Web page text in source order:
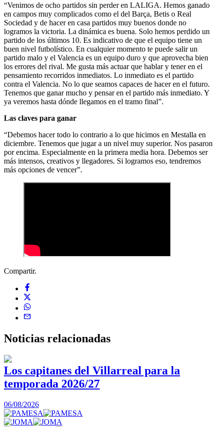
“Venimos de ocho partidos sin perder en LALIGA. Hemos ganado
en campos muy complicados como el del Barça, Betis o Real
Sociedad y de hacer en casa partidos muy buenos donde no
logramos la victoria. La dinámica es buena. Solo hemos perdido un
partido de los últimos 10. Es indicativo de que el equipo tiene un
buen nivel futbolístico. En cualquier momento te puede salir un
partido malo y el Valencia es un equipo duro y que aprovecha bien
los errores del rival. Me gusta más actuar que hablar y tener en el
pensamiento recorridos inmediatos. Lo inmediato es el partido
contra el Valencia. No lo que seamos capaces de hacer en el futuro.
Tenemos que ganar mucho y pensar en el partido más inmediato. Y
ya veremos hasta dónde llegamos en el tramo final”.
Las claves para ganar
“Debemos hacer todo lo contrario a lo que hicimos en Mestalla en
diciembre. Tenemos que jugar a un nivel muy superior. Nos pasaron
por encima. Especialmente en la primera media hora. Debemos ser
más intensos, creativos y llegadores. Si logramos eso, tendremos
más opciones de vencer”.
Compartir.
Noticias relacionadas
Los capitanes del Villarreal para la
temporada 2026/27
06/08/2026